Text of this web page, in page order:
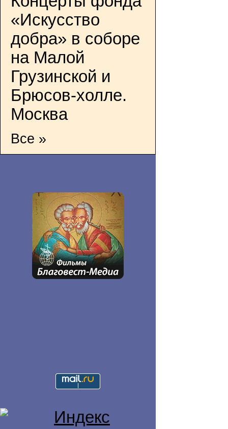
«Искусство
добра» в соборе
на Малой
Грузинской и
Брюсов-холле.
Москва
Все »